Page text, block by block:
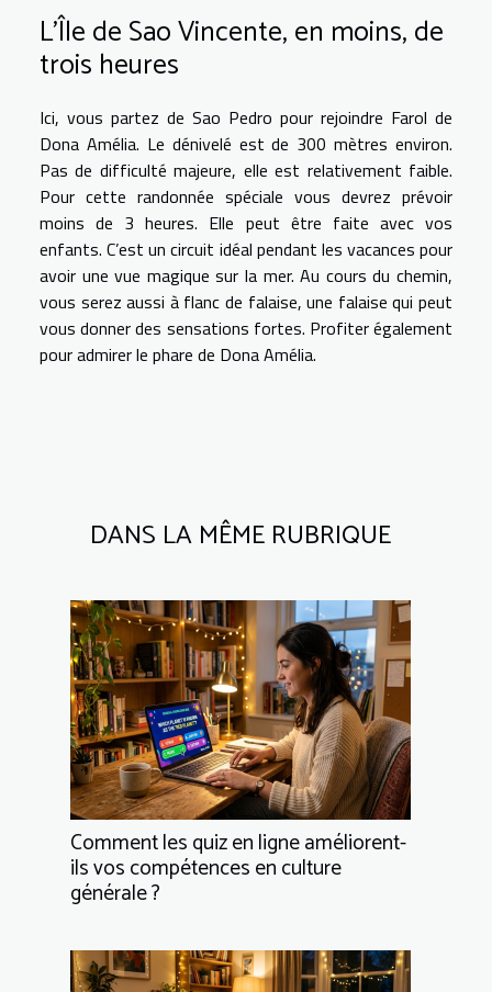
L’Île de Sao Vincente, en moins, de
trois heures
Ici, vous partez de Sao Pedro pour rejoindre Farol de
Dona Amélia. Le dénivelé est de 300 mètres environ.
Pas de difficulté majeure, elle est relativement faible.
Pour cette randonnée spéciale vous devrez prévoir
moins de 3 heures. Elle peut être faite avec vos
enfants. C’est un circuit idéal pendant les vacances pour
avoir une vue magique sur la mer. Au cours du chemin,
vous serez aussi à flanc de falaise, une falaise qui peut
vous donner des sensations fortes. Profiter également
pour admirer le phare de Dona Amélia.
DANS LA MÊME RUBRIQUE
Comment les quiz en ligne améliorent-
ils vos compétences en culture
générale ?